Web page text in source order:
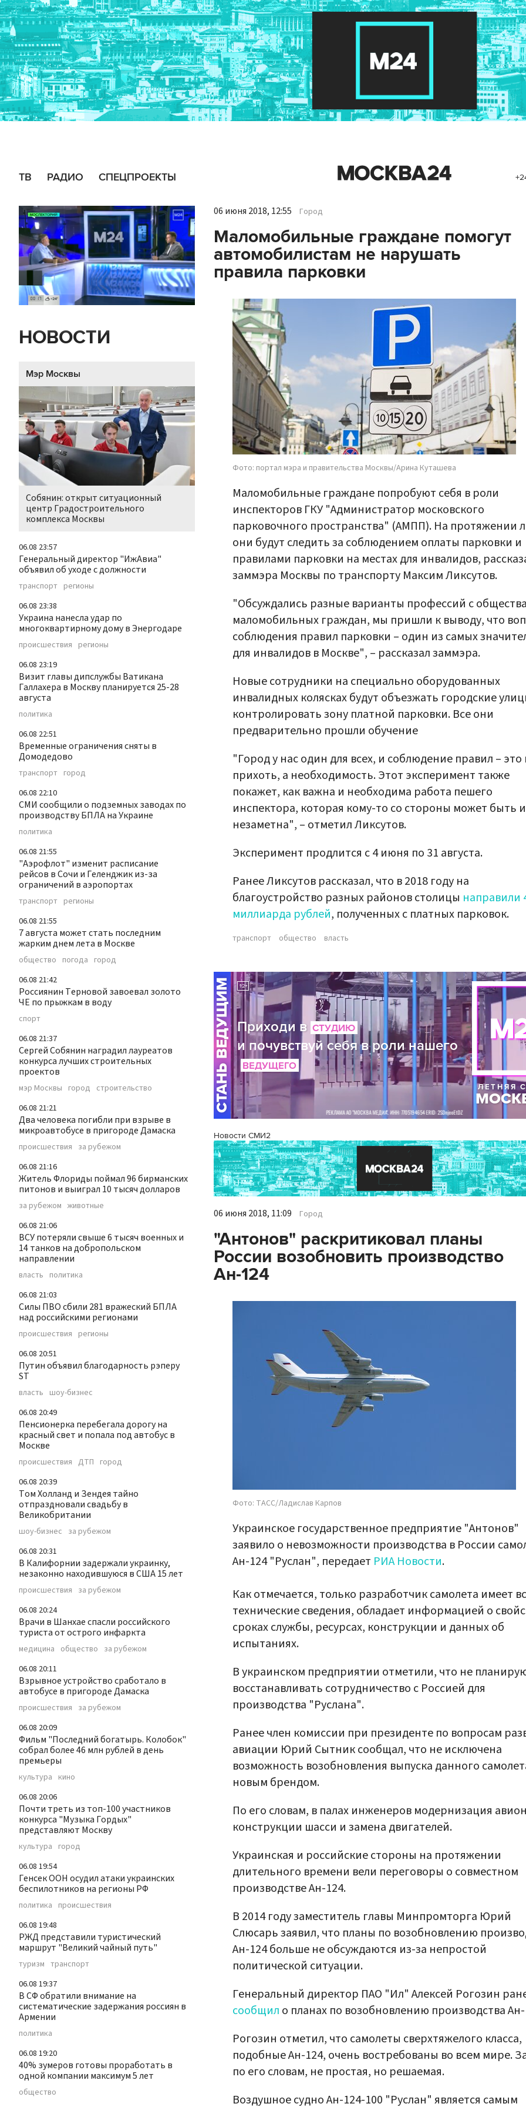
ТВ РАДИО СПЕЦПРОЕКТЫ
НОВОСТИ
Мэр Москвы
Собянин: открыт ситуационный
центр Градостроительного
комплекса Москвы
06.08 23:57
Генеральный директор "ИжАвиа"
объявил об уходе с должности
транспорт регионы
06.08 23:38
Украина нанесла удар по
многоквартирному дому в Энергодаре
происшествия регионы
06.08 23:19
Визит главы дипслужбы Ватикана
Галлахера в Москву планируется 25-28
августа
политика
06.08 22:51
Временные ограничения сняты в
Домодедово
транспорт город
06.08 22:10
СМИ сообщили о подземных заводах по
производству БПЛА на Украине
политика
06.08 21:55
"Аэрофлот" изменит расписание
рейсов в Сочи и Геленджик из-за
ограничений в аэропортах
транспорт регионы
06.08 21:55
7 августа может стать последним
жарким днем лета в Москве
общество погода город
06.08 21:42
Россиянин Терновой завоевал золото
ЧЕ по прыжкам в воду
спорт
06.08 21:37
Сергей Собянин наградил лауреатов
конкурса лучших строительных
проектов
мэр Москвы город строительство
06.08 21:21
Два человека погибли при взрыве в
микроавтобусе в пригороде Дамаска
происшествия за рубежом
06.08 21:16
Житель Флориды поймал 96 бирманских
питонов и выиграл 10 тысяч долларов
за рубежом животные
06.08 21:06
ВСУ потеряли свыше 6 тысяч военных и
14 танков на добропольском
направлении
власть политика
06.08 21:03
Силы ПВО сбили 281 вражеский БПЛА
над российскими регионами
происшествия регионы
06.08 20:51
Путин объявил благодарность рэперу
ST
власть шоу-бизнес
06.08 20:49
Пенсионерка перебегала дорогу на
красный свет и попала под автобус в
Москве
происшествия ДТП город
06.08 20:39
Том Холланд и Зендея тайно
отпраздновали свадьбу в
Великобритании
шоу-бизнес за рубежом
06.08 20:31
В Калифорнии задержали украинку,
незаконно находившуюся в США 15 лет
происшествия за рубежом
06.08 20:24
Врачи в Шанхае спасли российского
туриста от острого инфаркта
медицина общество за рубежом
06.08 20:11
Взрывное устройство сработало в
автобусе в пригороде Дамаска
происшествия за рубежом
06.08 20:09
Фильм "Последний богатырь. Колобок"
собрал более 46 млн рублей в день
премьеры
культура кино
06.08 20:06
Почти треть из топ-100 участников
конкурса "Музыка Гордых"
представляют Москву
культура город
06.08 19:54
Генсек ООН осудил атаки украинских
беспилотников на регионы РФ
политика происшествия
06.08 19:48
РЖД представили туристический
маршрут "Великий чайный путь"
туризм транспорт
06.08 19:37
В СФ обратили внимание на
систематические задержания россиян в
Армении
политика
06.08 19:20
40% зумеров готовы проработать в
одной компании максимум 5 лет
общество
06 июня 2018, 12:55 Город
Маломобильные граждане помогут
автомобилистам не нарушать
правила парковки
Фото: портал мэра и правительства Москвы/Арина Куташева
Маломобильные граждане попробуют себя в роли
инспекторов ГКУ "Администратор московского
парковочного пространства" (АМПП). На протяжении
они будут следить за соблюдением оплаты парковки и
правилами парковки на местах для инвалидов,
заммэра Москвы по транспорту Максим Ликсутов.
"Обсуждались разные варианты профессий с
маломобильных граждан, мы пришли к выводу, что
соблюдения правил парковки – один из самых
для инвалидов в Москве", – рассказал заммэра.
Новые сотрудники на специально оборудованных
инвалидных колясках будут объезжать городские
контролировать зону платной парковки. Все они
предварительно прошли обучение
"Город у нас один для всех, и соблюдение правил – это
прихоть, а необходимость. Этот эксперимент также
покажет, как важна и необходима работа пешего
инспектора, которая кому-то со стороны может быть и
незаметна", – отметил Ликсутов.
Эксперимент продлится c 4 июня по 31 августа.
Ранее Ликсутов рассказал, что в 2018 году на
благоустройство разных районов столицы направили
миллиарда рублей, полученных с платных парковок.
транспорт общество власть
Новости СМИ2
06 июня 2018, 11:09 Город
"Антонов" раскритиковал планы
России возобновить производство
Ан-124
Фото: ТАСС/Ладислав Карпов
Украинское государственное предприятие "Антонов"
заявило о невозможности производства в России
Ан-124 "Руслан", передает РИА Новости.
Как отмечается, только разработчик самолета имеет
технические сведения, обладает информацией о
сроках службы, ресурсах, конструкции и данных об
испытаниях.
В украинском предприятии отметили, что не
восстанавливать сотрудничество с Россией для
производства "Руслана".
Ранее член комиссии при президенте по вопросам
авиации Юрий Сытник сообщал, что не исключена
возможность возобновления выпуска данного
новым брендом.
По его словам, в палах инженеров модернизация
конструкции шасси и замена двигателей.
Украинская и российские стороны на протяжении
длительного времени вели переговоры о совместном
производстве Ан-124.
В 2014 году заместитель главы Минпромторга Юрий
Слюсарь заявил, что планы по возобновлению
Ан-124 больше не обсуждаются из-за непростой
политической ситуации.
Генеральный директор ПАО "Ил" Алексей Рогозин
сообщил о планах по возобновлению производства
Рогозин отметил, что самолеты сверхтяжелого класса,
подобные Ан-124, очень востребованы во всем мире.
по его словам, не простая, но решаемая.
Воздушное судно Ан-124-100 "Руслан" является самым